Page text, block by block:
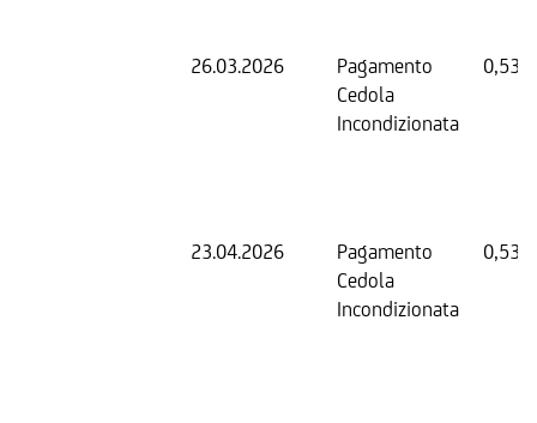
26.03.2026
Pagamento
Cedola
Incondizionata
0,53
23.04.2026
Pagamento
Cedola
Incondizionata
0,53